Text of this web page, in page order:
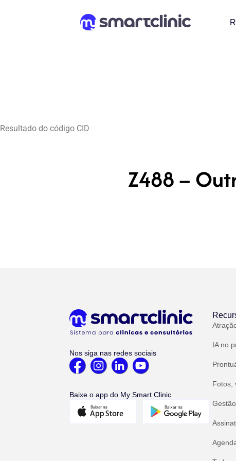
Resultado do código CID
Z488 –
Nos siga nas redes sociais
Baixe o app do My Smart Clinic
IA no
Fotos,